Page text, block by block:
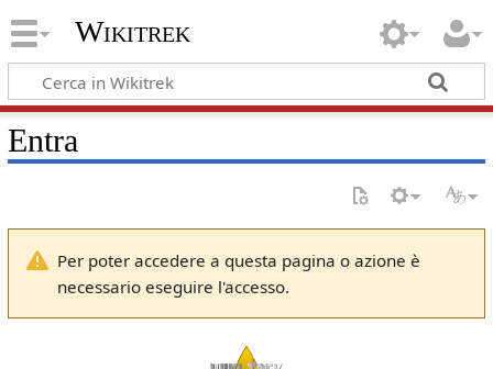
Wikitrek
Entra
Per poter accedere a questa pagina o azione è
necessario eseguire l'accesso.